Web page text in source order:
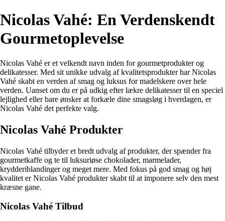
Nicolas Vahé: En Verdenskendt
Gourmetoplevelse
Nicolas Vahé er et velkendt navn inden for gourmetprodukter og
delikatesser. Med sit unikke udvalg af kvalitetsprodukter har Nicolas
Vahé skabt en verden af smag og luksus for madelskere over hele
verden. Uanset om du er på udkig efter lækre delikatesser til en speciel
lejlighed eller bare ønsker at forkæle dine smagsløg i hverdagen, er
Nicolas Vahé det perfekte valg.
Nicolas Vahé Produkter
Nicolas Vahé tilbyder et bredt udvalg af produkter, der spænder fra
gourmetkaffe og te til luksuriøse chokolader, marmelader,
krydderiblandinger og meget mere. Med fokus på god smag og høj
kvalitet er Nicolas Vahé produkter skabt til at imponere selv den mest
kræsne gane.
Nicolas Vahé Tilbud